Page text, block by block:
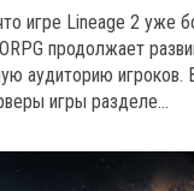
игре Lineage 2 уже
продолжает
аудиторию игроков.
игры разделе...